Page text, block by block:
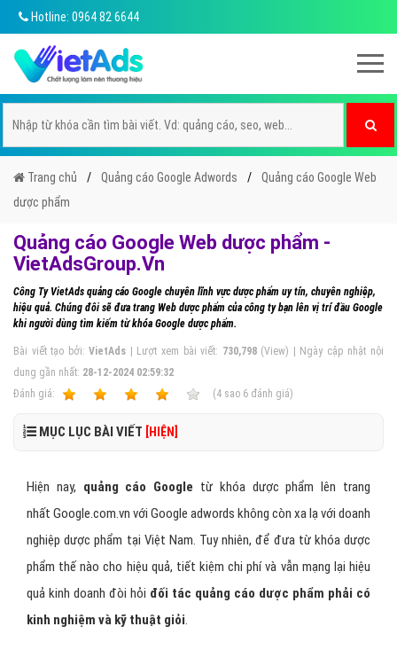
Hotline: 0964 82 6644
Trang chủ Quảng cáo Google Adwords
Quảng cáo Google Web
dược phẩm
Quảng cáo Google Web dược phẩm -
VietAdsGroup.Vn
Công Ty VietAds quảng cáo Google chuyên lĩnh vực dược phẩm uy tín, chuyên nghiệp,
hiệu quả. Chúng đôi sẽ đưa trang Web dược phẩm của công ty bạn lên vị trí đầu Google
khi người dùng tìm kiếm từ khóa Google dược phẩm.
Bài viết tạo bởi:VietAds | Lượt xem bài viết: 730,798(View) | Ngày cập nhật nội
dung gần nhất: 28-12-2024 02:59:32
Ðánh giá:
(4 sao 6 đánh giá)
MỤC LỤC BÀI VIẾT [HIỆN]
Hiện nay, quảng cáo Google từ khóa dược phẩm lên trang
nhất Google.com.vn với Google adwords không còn xa lạ với doanh
nghiệp dược phẩm tại Việt Nam. Tuy nhiên, để đưa từ khóa dược
phẩm thế nào cho hiệu quả, tiết kiệm chi phí và vẫn mạng lại hiệu
quả kinh doanh đòi hỏi đối tác quảng cáo dược phẩm phải có
kinh nghiệm và kỹ thuật giỏi.